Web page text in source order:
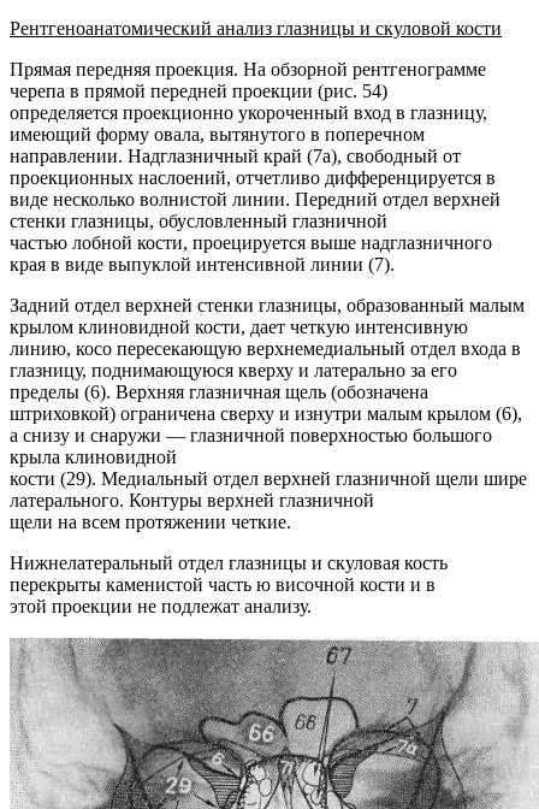
Рентгеноанатомический анализ глазницы и скуловой кости
Прямая передняя проекция. На обзорной рентгенограмме
черепа в прямой передней проекции (рис. 54)
определяется проекционно укороченный вход в глазницу,
имеющий форму овала, вытянутого в поперечном
направлении. Надглазничный край (7а), свободный от
проекционных наслоений, отчетливо дифференцируется в
виде несколько волнистой линии. Передний отдел верхней
стенки глазницы, обусловленный глазничной
частью лобной кости, проецируется выше надглазничного
края в виде выпуклой интенсивной линии (7).
Задний отдел верхней стенки глазницы, образованный малым
крылом клиновидной кости, дает четкую интенсивную
линию, косо пересекающую верхнемедиальный отдел входа в
глазницу, поднимающуюся кверху и латерально за его
пределы (6). Верхняя глазничная щель (обозначена
штриховкой) ограничена сверху и изнутри малым крылом (6),
а снизу и снаружи — глазничной поверхностью большого
крыла клиновидной
кости (29). Медиальный отдел верхней глазничной щели шире
латерального. Контуры верхней глазничной
щели на всем протяжении четкие.
Нижнелатеральный отдел глазницы и скуловая кость
перекрыты каменистой часть ю височной кости и в
этой проекции не подлежат анализу.